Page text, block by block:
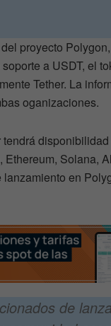
proyecto
a USDT, el
Tether. La
oganizaciones.
tendrá
Solana,
en
de